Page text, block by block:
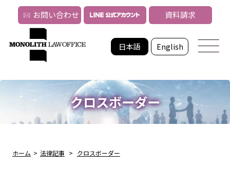
日本語 English
お問い合わせ 資料請求
クロスボーダー
ホーム > 法律記事 > クロスボーダー